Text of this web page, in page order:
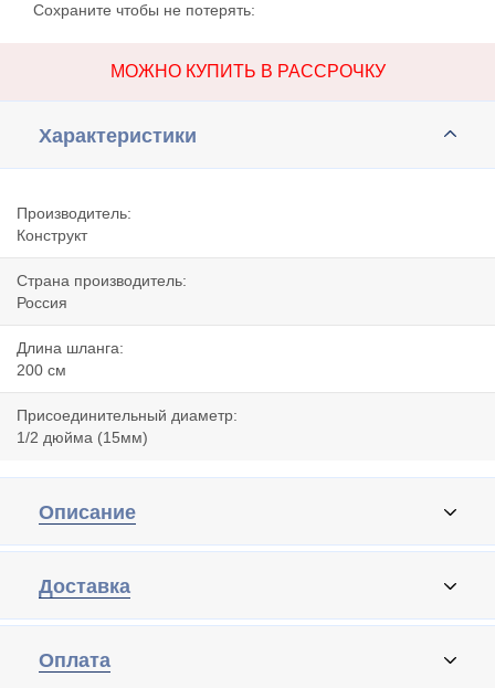
Сохраните чтобы не потерять:
МОЖНО КУПИТЬ В РАССРОЧКУ
Характеристики
Производитель:
Конструкт
Страна производитель:
Россия
Длина шланга:
200 cм
Присоединительный диаметр:
1/2 дюйма (15мм)
Описание
Доставка
Оплата